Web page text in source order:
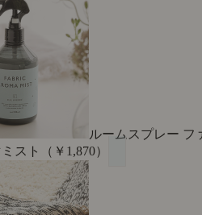
ルームスプレー フ
スト（￥1,870）